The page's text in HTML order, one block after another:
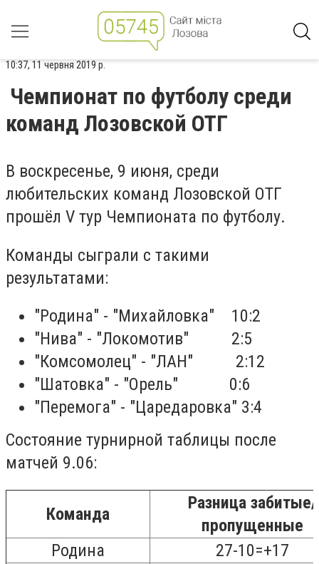
10:37, 11 червня 2019 р.
Чемпионат по футболу среди
команд Лозовской ОТГ
В воскресенье, 9 июня, среди
любительских команд Лозовской ОТГ
прошёл V тур Чемпионата по футболу.
Команды сыграли с такими
результатами:
"Родина" - "Михайловка" 10:2
"Нива" - "Локомотив" 2:5
"Комсомолец" - "ЛАН" 2:12
"Шатовка" - "Орель" 0:6
"Перемога" - "Царедаровка" 3:4
Состояние турнирной таблицы после
матчей 9.06:
Команда
Разница забитые/
пропущенные
Родина
27-10=+17